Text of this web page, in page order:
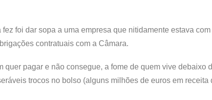
foi dar sopa a uma empresa que nitidamente estava com
contratuais com a Câmara.
pagar e não consegue, a fome de quem vive debaixo
trocos no bolso (alguns milhões de euros em receita